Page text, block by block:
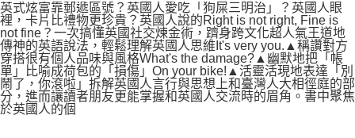
英式炫富靠郵遞區號？英國人愛吃「狗屎三明治」？英國人眼
裡，卡片比禮物更珍貴？英國人說的Right is not right, Fine is
not fine？一次搞懂英國社交煉金術，躋身跨文化超人氣王道地
傳神的英語說法，輕鬆理解英國人思維It's very you.▲稱讚對方
穿搭很有個人品味與風格What's the damage?▲幽默地把「帳
單」比喻成荷包的「損傷」On your bike!▲活靈活現地表達「別
鬧了，你滾啦」拆解英國人言行與思想上和臺灣人大相徑庭的部
分，進而讓讀者朋友更能掌握和英國人交流時的眉角。書中聚焦
於英國人的個